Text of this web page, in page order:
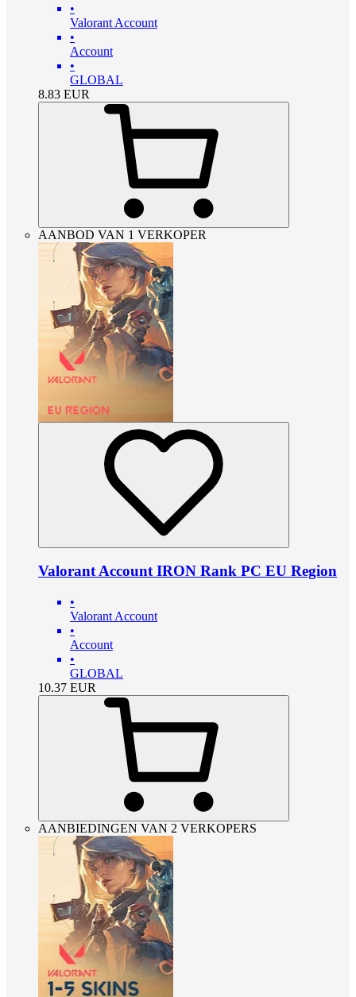
•
Valorant Account
•
Account
•
GLOBAL
8.83 EUR
AANBOD VAN 1 VERKOPER
Valorant Account IRON Rank PC EU Region
•
Valorant Account
•
Account
•
GLOBAL
10.37 EUR
AANBIEDINGEN VAN 2 VERKOPERS